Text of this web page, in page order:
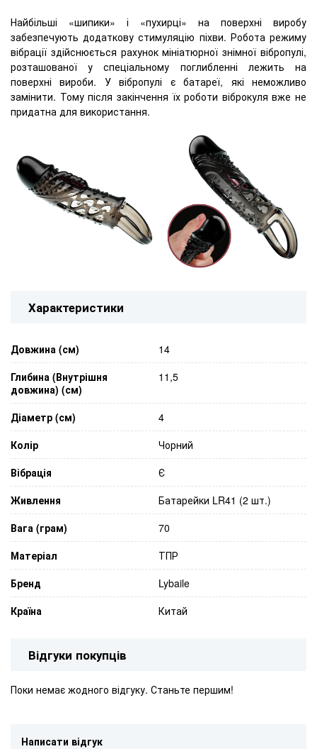
Найбільші «шипики» і «пухирці» на поверхні виробу
забезпечують додаткову стимуляцію піхви. Робота режиму
вібрації здійснюється рахунок мініатюрної знімної вібропулі,
розташованої у спеціальному поглибленні лежить на
поверхні вироби. У вібропулі є батареї, які неможливо
замінити. Тому після закінчення їх роботи віброкуля вже не
придатна для використання.
Характеристики
Довжина (см)
14
Глибина (Внутрішня
довжина) (см)
11,5
Діаметр (см)
4
Колір
Чорний
Вібрація
Є
Живлення
Батарейки LR41 (2 шт.)
Вага (грам)
70
Матеріал
ТПР
Бренд
Lybaile
Країна
Китай
Відгуки покупців
Поки немає жодного відгуку. Станьте першим!
Написати відгук